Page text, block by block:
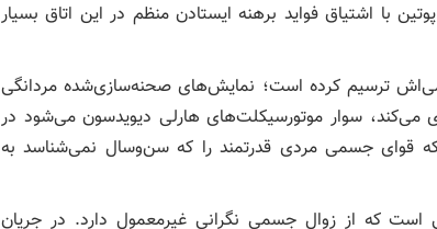
با اشتیاق فواید برهنه ایستادن منظم در این اتاق بسیار
جسمی‌اش ترسیم کرده است؛ نمایش‌های صحنه‌سازی‌شده مردانگی
می‌کند، سوار موتورسیکلت‌های هارلی دیویدسون می‌شود در
جسمی مردی قدرتمند را که سن‌و‌سال نمی‌شناسد به
که از زوال جسمی نگرانی غیرمعمول دارد. در جریان